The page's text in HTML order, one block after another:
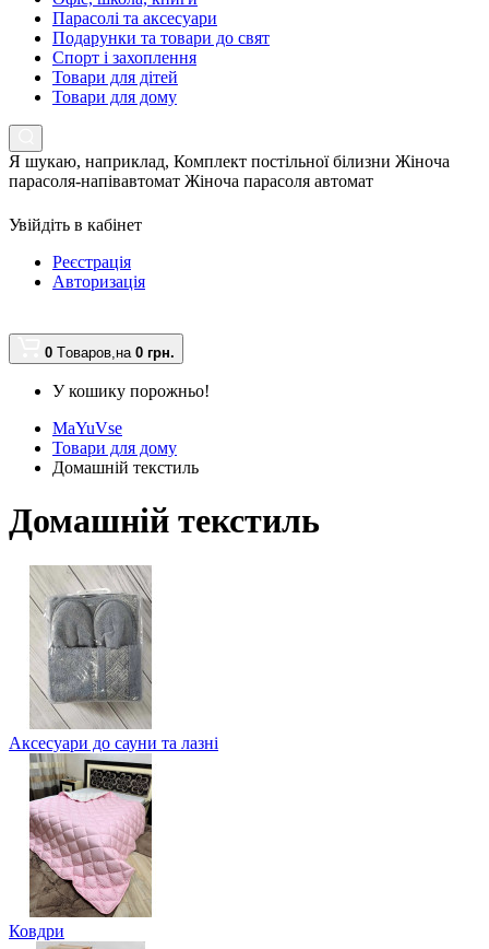
Парасолі та аксесуари
Подарунки та товари до свят
Спорт і захоплення
Товари для дітей
Товари для дому
Я шукаю, наприклад, Комплект постільної білизни Жіноча
парасоля-напівавтомат Жіноча парасоля автомат
Увійдіть в кабінет
Реєстрація
Авторизація
0 Tоваров,на 0 грн.
У кошику порожньо!
MaYuVse
Товари для дому
Домашній текстиль
Домашній текстиль
Аксесуари до сауни та лазні
Ковдри